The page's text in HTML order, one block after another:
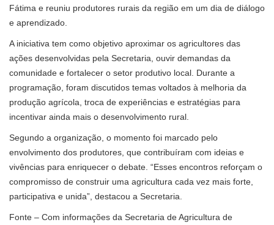
Fátima e reuniu produtores rurais da região em um dia de diálogo
e aprendizado.
A iniciativa tem como objetivo aproximar os agricultores das
ações desenvolvidas pela Secretaria, ouvir demandas da
comunidade e fortalecer o setor produtivo local. Durante a
programação, foram discutidos temas voltados à melhoria da
produção agrícola, troca de experiências e estratégias para
incentivar ainda mais o desenvolvimento rural.
Segundo a organização, o momento foi marcado pelo
envolvimento dos produtores, que contribuíram com ideias e
vivências para enriquecer o debate. “Esses encontros reforçam o
compromisso de construir uma agricultura cada vez mais forte,
participativa e unida”, destacou a Secretaria.
Fonte – Com informações da Secretaria de Agricultura de